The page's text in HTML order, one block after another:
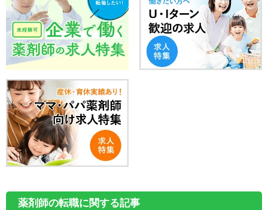
薬剤師の転職に関する記事